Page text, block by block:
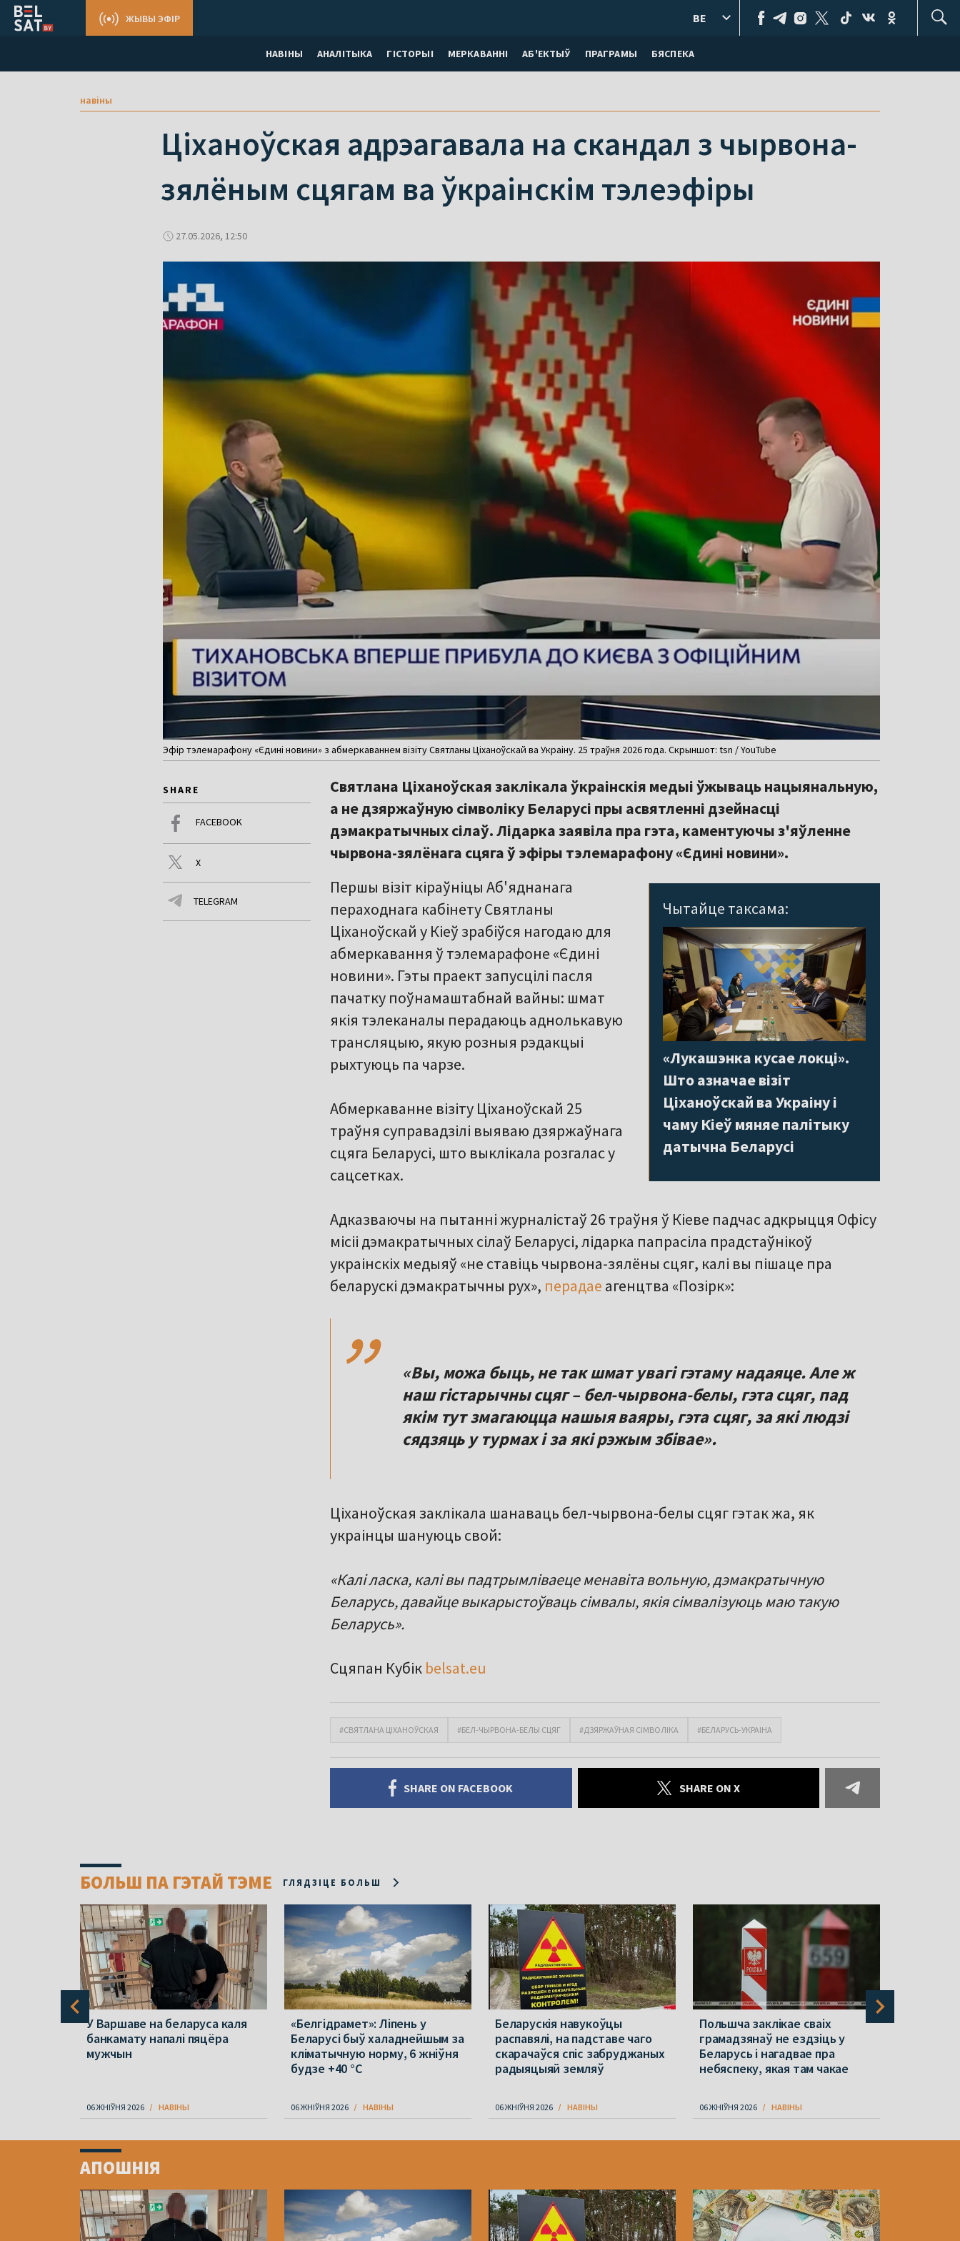
НАВІНЫ АНАЛІТЫКА ГІСТОРЫІ МЕРКАВАННI АБ'ЕКТЫЎ ПРАГРАМЫ БЯСПЕКА
ЖЫВЫ ЭФІР BE
навіны
Ціханоўская адрэагавала на скандал з чырвона-
зялёным сцягам ва ўкраінскім тэлеэфіры
27.05.2026, 12:50
Эфір тэлемарафону «Єдині новини» з абмеркаваннем візіту Святланы Ціханоўскай ва Украіну. 25 траўня 2026 года. Скрыншот: tsn / YouTube
SHARE
FACEBOOK
X
TELEGRAM
Святлана Ціханоўская заклікала ўкраінскія медыі ўжываць нацыянальную,
а не дзяржаўную сімволіку Беларусі пры асвятленні дзейнасці
дэмакратычных сілаў. Лідарка заявіла пра гэта, каментуючы з'яўленне
чырвона-зялёнага сцяга ў эфіры тэлемарафону «Єдині новини».
Чытайце таксама:
«Лукашэнка кусае локці».
Што азначае візіт
Ціханоўскай ва Украіну і
чаму Кіеў мяняе палітыку
датычна Беларусі
Першы візіт кіраўніцы Аб'яднанага
пераходнага кабінету Святланы
Ціханоўскай у Кіеў зрабіўся нагодаю для
абмеркавання ў тэлемарафоне «Єдині
новини». Гэты праект запусцілі пасля
пачатку поўнамаштабнай вайны: шмат
якія тэлеканалы перадаюць аднолькавую
трансляцыю, якую розныя рэдакцыі
рыхтуюць па чарзе.
Абмеркаванне візіту Ціханоўскай 25
траўня суправадзілі выяваю дзяржаўнага
сцяга Беларусі, што выклікала розгалас у
сацсетках.
Адказваючы на пытанні журналістаў 26 траўня ў Кіеве падчас адкрыцця Офісу
місіі дэмакратычных сілаў Беларусі, лідарка папрасіла прадстаўнікоў
украінскіх медыяў «не ставіць чырвона-зялёны сцяг, калі вы пішаце пра
беларускі дэмакратычны рух», перадае агенцтва «Позірк»:
,,
«Вы, можа быць, не так шмат увагі гэтаму надаяце. Але ж
наш гістарычны сцяг – бел-чырвона-белы, гэта сцяг, пад
якім тут змагаюцца нашыя ваяры, гэта сцяг, за які людзі
сядзяць у турмах і за які рэжым збівае».
Ціханоўская заклікала шанаваць бел-чырвона-белы сцяг гэтак жа, як
украінцы шануюць свой:
«Калі ласка, калі вы падтрымліваеце менавіта вольную, дэмакратычную
Беларусь, давайце выкарыстоўваць сімвалы, якія сімвалізуюць маю такую
Беларусь».
Сцяпан Кубік belsat.eu
#СВЯТЛАНА ЦІХАНОЎСКАЯ #БЕЛ-ЧЫРВОНА-БЕЛЫ СЦЯГ #ДЗЯРЖАЎНАЯ СІМВОЛІКА #БЕЛАРУСЬ-УКРАІНА
SHARE ON FACEBOOK SHARE ON X
БОЛЬШ ПА ГЭТАЙ ТЭМЕ ГЛЯДЗІЦЕ БОЛЬШ
У Варшаве на беларуса каля
банкамату напалі пяцёра
мужчын
06 ЖНІЎНЯ 2026 НАВІНЫ
«Белгідрамет»: Ліпень у
Беларусі быў халаднейшым за
кліматычную норму, 6 жніўня
будзе +40 °С
06 ЖНІЎНЯ 2026 НАВІНЫ
Беларускія навукоўцы
распавялі, на падставе чаго
скарачаўся спіс забруджаных
радыяцыяй земляў
06 ЖНІЎНЯ 2026 НАВІНЫ
Польшча заклікае сваіх
грамадзянаў не ездзіць у
Беларусь і нагадвае пра
небяспеку, якая там чакае
06 ЖНІЎНЯ 2026 НАВІНЫ
ofАПОШНІЯ